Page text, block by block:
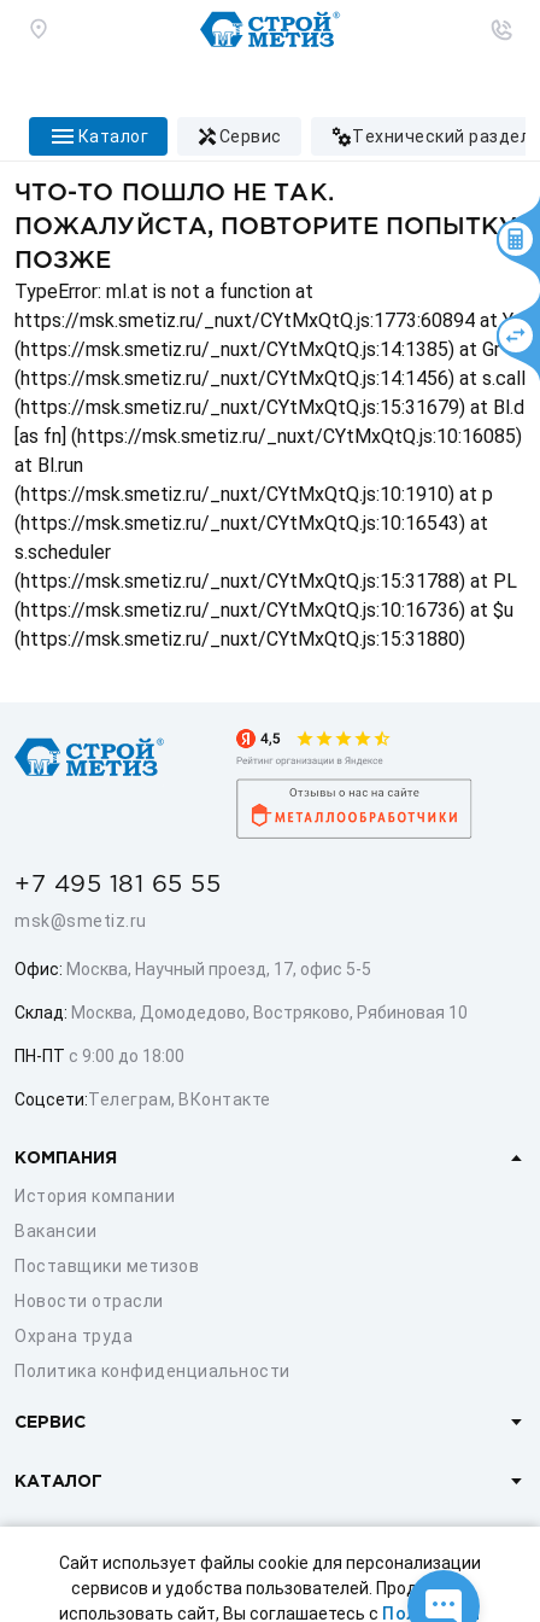
Сайт использует файлы cookie для персонализации
сервисов и удобства пользователей. Продолжая
использовать сайт, Вы соглашаетесь с Политикой
каталог сервис технический раздел
ЧТО-ТО ПОШЛО НЕ ТАК.
ПОЖАЛУЙСТА, ПОВТОРИТЕ ПОПЫТКУ
ПОЗЖЕ
TypeError: ml.at is not a function at
https://msk.smetiz.ru/_nuxt/CYtMxQtQ.js:1773:60894 at Ys
(https://msk.smetiz.ru/_nuxt/CYtMxQtQ.js:14:1385) at Gr
(https://msk.smetiz.ru/_nuxt/CYtMxQtQ.js:14:1456) at s.call
(https://msk.smetiz.ru/_nuxt/CYtMxQtQ.js:15:31679) at Bl.d
[as fn] (https://msk.smetiz.ru/_nuxt/CYtMxQtQ.js:10:16085)
at Bl.run
(https://msk.smetiz.ru/_nuxt/CYtMxQtQ.js:10:1910) at p
(https://msk.smetiz.ru/_nuxt/CYtMxQtQ.js:10:16543) at
s.scheduler
(https://msk.smetiz.ru/_nuxt/CYtMxQtQ.js:15:31788) at PL
(https://msk.smetiz.ru/_nuxt/CYtMxQtQ.js:10:16736) at $u
(https://msk.smetiz.ru/_nuxt/CYtMxQtQ.js:15:31880)
+7 495 181 65 55
msk@smetiz.ru
Офис: Москва, Научный проезд, 17, офис 5-5
Склад: Москва, Домодедово, Востряково, Рябиновая 10
ПН-ПТ с 9:00 до 18:00
Соцсети:Телеграм, ВКонтакте
КОМПАНИЯ
История компании
Вакансии
Поставщики метизов
Новости отрасли
Охрана труда
Политика конфиденциальности
СЕРВИС
КАТАЛОГ